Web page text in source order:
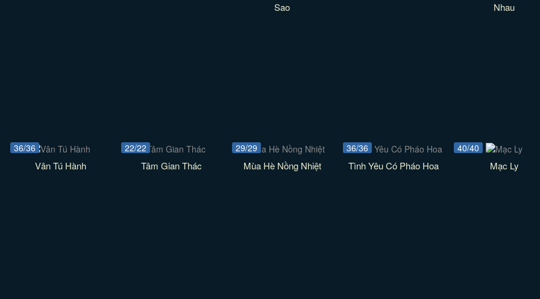
Sao
Nhau
36/36
Vân Tú Hành
22/22
Tâm Gian Thác
29/29
Mùa Hè Nồng Nhiệt
36/36
Tình Yêu Có Pháo Hoa
40/40
Mạc Ly